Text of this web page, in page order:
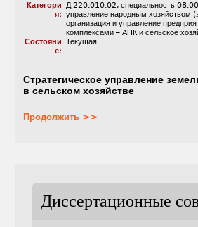
Категори
я:
Д 220.010.02, специальность
управление народным хозяйством
организация и управление
комплексами – АПК и сельское
Состояни
е:
Текущая
Стратегическое управление
в сельском хозяйстве
Продолжить >>
Диссертационные